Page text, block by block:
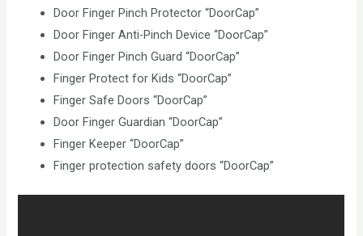
Door Finger Pinch Protector “DoorCap”
Door Finger Anti-Pinch Device “DoorCap”
Door Finger Pinch Guard “DoorCap”
Finger Protect for Kids “DoorCap”
Finger Safe Doors “DoorCap”
Door Finger Guardian “DoorCap”
Finger Keeper “DoorCap”
Finger protection safety doors “DoorCap”